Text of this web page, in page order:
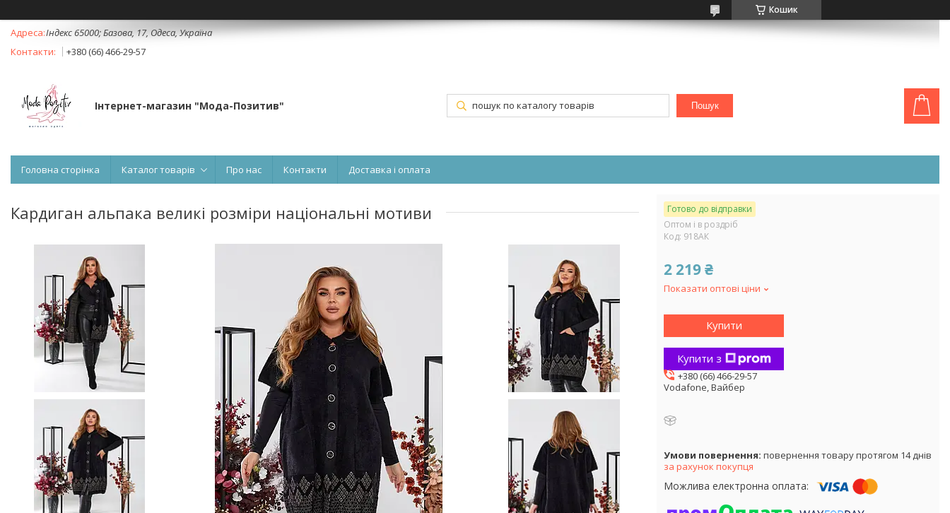
Кошик
Індекс 65000; Базова, 17, Одеса, Україна
+380 (66) 466-29-57
Інтернет-магазин "Мода-Позитив" Пошук
Головна сторінка Каталог товарів Про нас Контакти Доставка і оплата
Кардиган альпака великі розміри національні мотиви
Готово до відправки
Оптом і в роздріб
Код: 918АК
2 219 ₴
Показати оптові ціни
Купити
Купити з
+380 (66) 466-29-57
Vodafone, Вайбер
повернення товару протягом 14 днів
за рахунок покупця